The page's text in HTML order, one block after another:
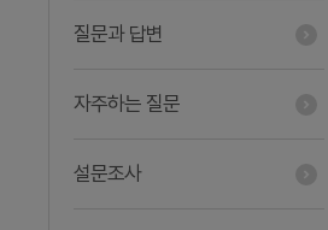
질문과 답변
자주하는 질문
설문조사